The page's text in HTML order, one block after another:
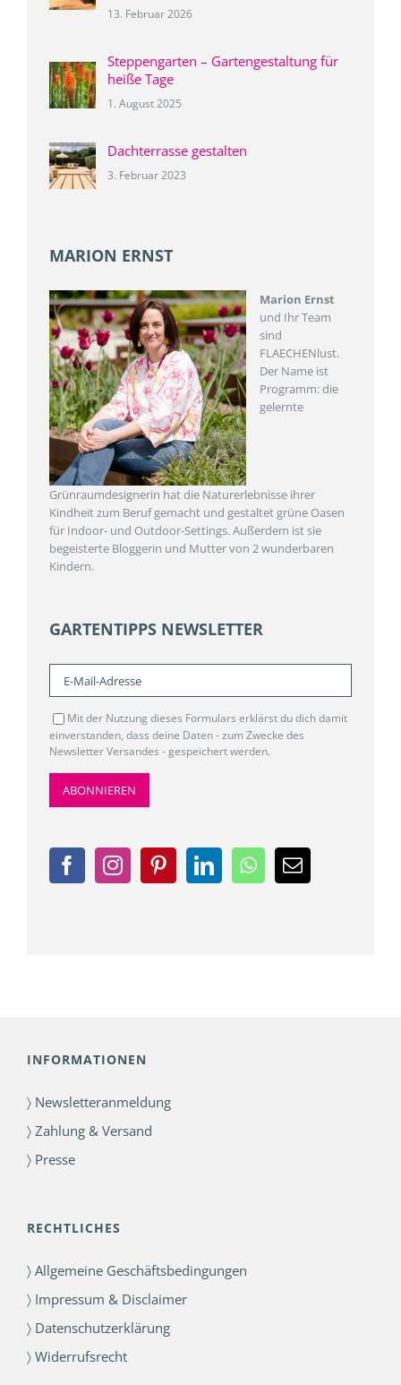
13. Februar 2026
Steppengarten – Gartengestaltung für
heiße Tage
1. August 2025
Dachterrasse gestalten
3. Februar 2023
MARION ERNST
Marion Ernst
und Ihr Team
sind
FLAECHENlust.
Der Name ist
Programm: die
gelernte
Grünraumdesignerin hat die Naturerlebnisse ihrer
Kindheit zum Beruf gemacht und gestaltet grüne Oasen
für Indoor- und Outdoor-Settings. Außerdem ist sie
begeisterte Bloggerin und Mutter von 2 wunderbaren
Kindern.
GARTENTIPPS NEWSLETTER
Mit der Nutzung dieses Formulars erklärst du dich damit
einverstanden, dass deine Daten - zum Zwecke des
Newsletter Versandes - gespeichert werden.
INFORMATIONEN
〉 Newsletteranmeldung
〉 Zahlung & Versand
〉 Presse
RECHTLICHES
〉 Allgemeine Geschäftsbedingungen
〉 Impressum & Disclaimer
〉 Datenschutzerklärung
〉 Widerrufsrecht